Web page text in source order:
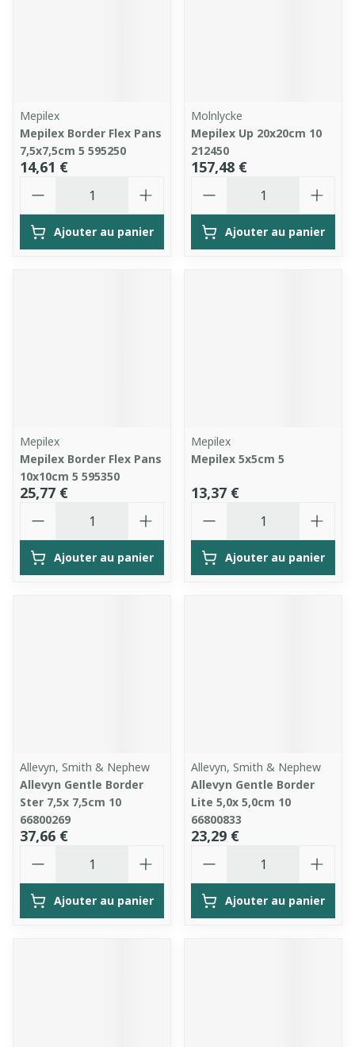
Mepilex
Mepilex Border Flex Pans
7,5x7,5cm 5 595250
14,61 €
Ajouter au panier
Molnlycke
Mepilex Up 20x20cm 10
212450
157,48 €
Ajouter au panier
Mepilex
Mepilex Border Flex Pans
10x10cm 5 595350
25,77 €
Ajouter au panier
Mepilex
Mepilex 5x5cm 5
13,37 €
Ajouter au panier
Allevyn, Smith & Nephew
Allevyn Gentle Border
Ster 7,5x 7,5cm 10
66800269
37,66 €
Ajouter au panier
Allevyn, Smith & Nephew
Allevyn Gentle Border
Lite 5,0x 5,0cm 10
66800833
23,29 €
Ajouter au panier